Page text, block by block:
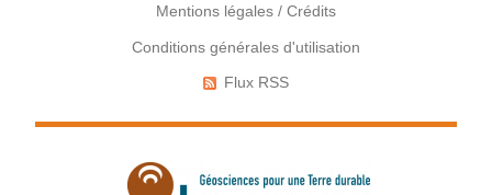
de
Mentions légales / Crédits
Conditions générales d'utilisation
Flux RSS